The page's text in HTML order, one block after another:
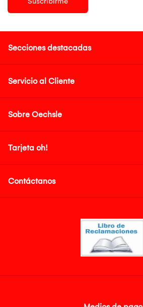
Secciones destacadas
Servicio al Cliente
Sobre Oechsle
Tarjeta oh!
Contáctanos